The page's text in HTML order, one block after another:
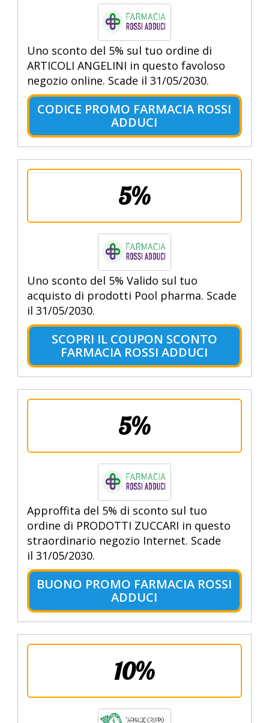
Uno sconto del 5% sul tuo ordine di
ARTICOLI ANGELINI in questo favoloso
negozio online. Scade il 31/05/2030.
CODICE PROMO FARMACIA ROSSI
ADDUCI
5%
Uno sconto del 5% Valido sul tuo
acquisto di prodotti Pool pharma. Scade
il 31/05/2030.
SCOPRI IL COUPON SCONTO
FARMACIA ROSSI ADDUCI
5%
Approffita del 5% di sconto sul tuo
ordine di PRODOTTI ZUCCARI in questo
straordinario negozio Internet. Scade
il 31/05/2030.
BUONO PROMO FARMACIA ROSSI
ADDUCI
10%